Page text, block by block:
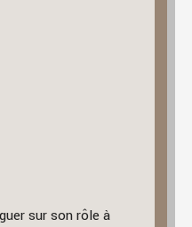
sur son rôle à